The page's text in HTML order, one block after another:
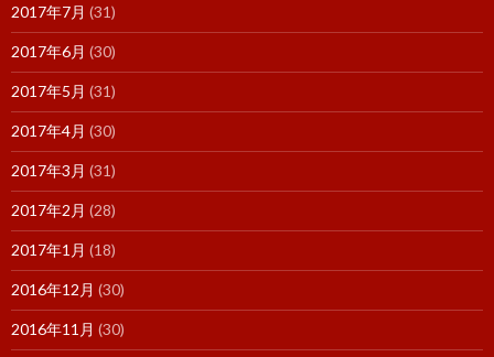
2017年7月 (31)
2017年6月 (30)
2017年5月 (31)
2017年4月 (30)
2017年3月 (31)
2017年2月 (28)
2017年1月 (18)
2016年12月 (30)
2016年11月 (30)